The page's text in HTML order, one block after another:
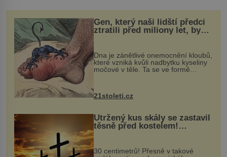
Gen, který naši lidští předci
ztratili před miliony let, by
mohl pomoci s léčbou
„nemoci králů“
Dna je zánětlivé onemocnění kloubů,
které vzniká kvůli nadbytku kyseliny
močové v těle. Ta se ve formě
nohou, a způsobuje bole...
21stoleti.cz
Utržený kus skály se zastavil
těsně před kostelem!
Ochránila ho boží síla?
30 centimetrů! Přesně v takové